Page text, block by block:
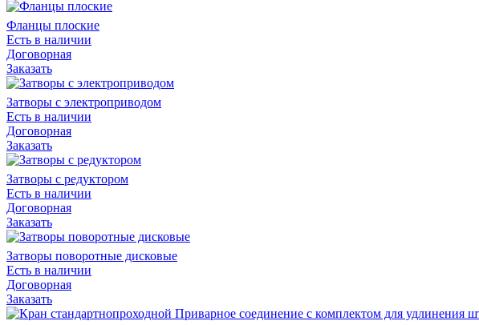
Фланцы плоские
Есть в наличии
Договорная
Заказать
Затворы с электроприводом
Есть в наличии
Договорная
Заказать
Затворы с редуктором
Есть в наличии
Договорная
Заказать
Затворы поворотные дисковые
Есть в наличии
Договорная
Заказать